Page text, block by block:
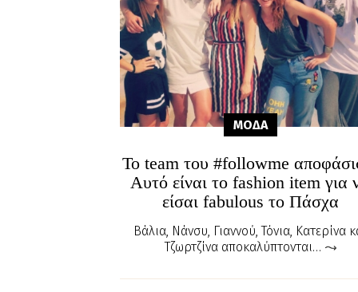
ΜΟΔΑ
To team του #followme
Αυτό είναι το fashion item για
είσαι fabulous το Πάσχα
Βάλια, Νάνσυ, Γιαννού, Τόνια, Κατερίνα
Τζωρτζίνα αποκαλύπτονται…